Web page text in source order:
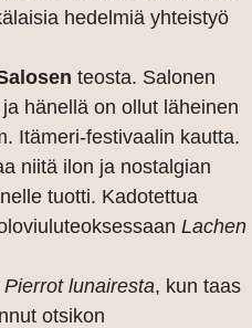
hedelmiä yhteistyö
teosta. Salonen
hänellä on ollut läheinen
Itämeri-festivaalin kautta.
niitä ilon ja nostalgian
tuotti. Kadotettua
Lachen
Pierrot lunairesta, kun taas
otsikon